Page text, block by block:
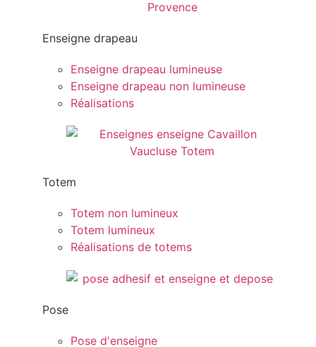
Enseigne drapeau
Enseigne drapeau lumineuse
Enseigne drapeau non lumineuse
Réalisations
Totem
Totem non lumineux
Totem lumineux
Réalisations de totems
Pose
Pose d'enseigne